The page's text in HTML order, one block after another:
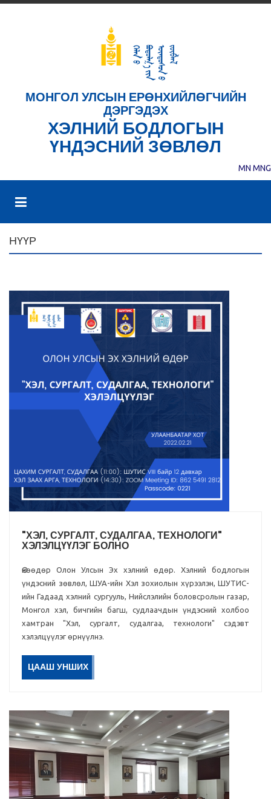
МОНГОЛ УЛСЫН ЕРӨНХИЙЛӨГЧИЙН
ДЭРГЭДЭХ
ХЭЛНИЙ БОДЛОГЫН
ҮНДЭСНИЙ ЗӨВЛӨЛ
MN MNG
НҮҮР
"ХЭЛ, СУРГАЛТ, СУДАЛГАА, ТЕХНОЛОГИ"
ХЭЛЭЛЦҮҮЛЭГ БОЛНО
Өнөөдөр Олон Улсын Эх хэлний өдөр. Хэлний бодлогын
үндэсний зөвлөл, ШУА-ийн Хэл зохиолын хүрээлэн, ШУТИС-
ийн Гадаад хэлний сургууль, Нийслэлийн боловсролын газар,
Монгол хэл, бичгийн багш, судлаачдын үндэсний холбоо
хамтран "Хэл, сургалт, судалгаа, технологи" сэдэвт
хэлэлцүүлэг өрнүүлнэ.
ЦААШ УНШИХ